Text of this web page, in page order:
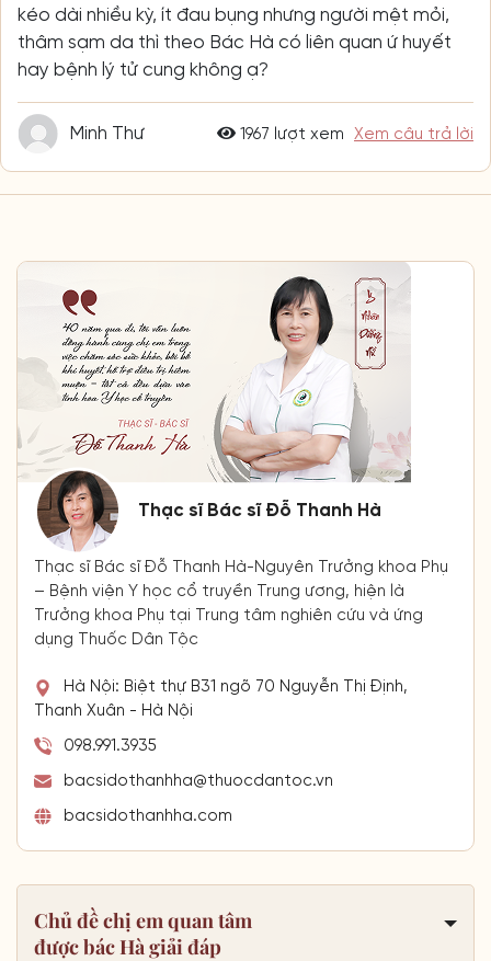
kéo dài nhiều kỳ, ít đau bụng nhưng người mệt mỏi,
thâm sạm da thì theo Bác Hà có liên quan ứ huyết
hay bệnh lý tử cung không ạ?
Minh Thư 1967 lượt xem Xem câu trả lời
Thạc sĩ Bác sĩ Đỗ Thanh Hà
Thạc sĩ Bác sĩ Đỗ Thanh Hà-Nguyên Trưởng khoa Phụ
– Bệnh viện Y học cổ truyền Trung ương, hiện là
Trưởng khoa Phụ tại Trung tâm nghiên cứu và ứng
dụng Thuốc Dân Tộc
Hà Nội: Biệt thự B31 ngõ 70 Nguyễn Thị Định,
Thanh Xuân - Hà Nội
098.991.3935
bacsidothanhha@thuocdantoc.vn
bacsidothanhha.com
Chủ đề chị em quan tâm
được bác Hà giải đáp